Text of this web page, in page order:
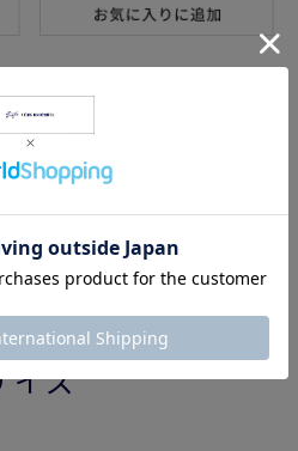
説明
す紡績方法、昔ながらのロープ
ナルのインディゴ天竺素材。
し、一枚でも重ね着でも着やす
形は袖口はリブ仕様になっ
針のステッチが入ったデザイ
ねて楽しめるアイテムです。
イズ